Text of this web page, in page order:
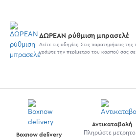
Boxnow delivery
Αντικαταβολή
Πληρώστε
ΔΩΡΕΑΝ ρύθμιση μπρασελέ
Δείτε τις οδηγίες. Στις παρατηρήσεις της
γράψτε την περίμετρο του καρπού σας